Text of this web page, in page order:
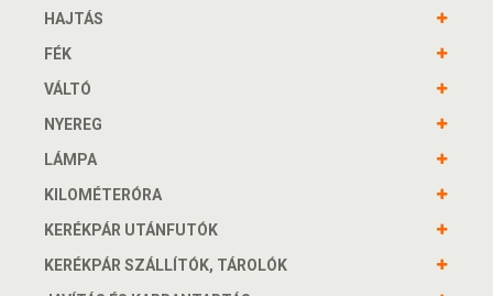
HAJTÁS
FÉK
VÁLTÓ
NYEREG
LÁMPA
KILOMÉTERÓRA
KERÉKPÁR UTÁNFUTÓK
KERÉKPÁR SZÁLLÍTÓK, TÁROLÓK